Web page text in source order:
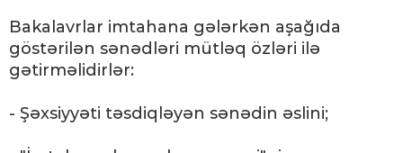
Bakalavrlar imtahana gələrkən aşağıda
göstərilən sənədləri mütləq özləri ilə
gətirməlidirlər:
- Şəxsiyyəti təsdiqləyən sənədin əslini;